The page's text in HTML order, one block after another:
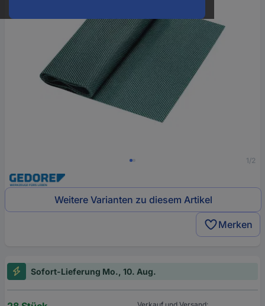
1/2
Weitere Varianten zu diesem Artikel
Merken
Sofort-Lieferung Mo., 10. Aug.